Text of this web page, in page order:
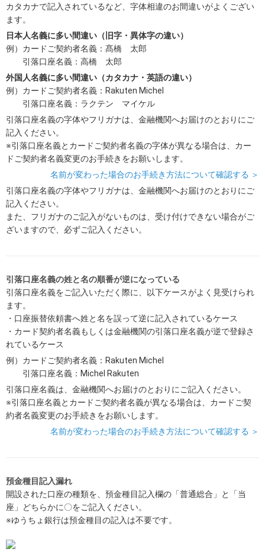
カタカナで記入されているなど、字体相違のお間違いがよくござい
ます。
日本人名義に多い間違い（旧字・異体字の違い）
例）カードご契約者名義：髙橋 太郎
引落口座名義：高橋 太郎
外国人名義に多い間違い（カタカナ・英語の違い）
例）カードご契約者名義：Rakuten Michel
引落口座名義：ラクテン マイケル
引落口座名義の字体やフリガナは、金融機関へお届けのとおりにご
記入ください。
※引落口座名義とカードご契約者名義の字体が異なる場合は、カー
ドご契約者名義変更のお手続きをお願いします。
名前が変わった場合のお手続き方法について確認する ＞
引落口座名義の字体やフリガナは、金融機関へお届けのとおりにご
記入ください。
また、フリガナのご記入がないものは、受け付けできない場合がご
ざいますので、必ずご記入ください。
引落口座名義の姓と名の順番が逆になっている
引落口座名義をご記入いただく際に、以下ケースがよく見受けられ
ます。
・口座振替依頼書へ姓と名を誤って逆に記入されているケース
・カード契約者名義もしくは金融機関の引落口座名義が逆で登録さ
れているケース
例）カードご契約者名義：Rakuten Michel
引落口座名義：Michel Rakuten
引落口座名義は、金融機関へお届けのとおりにご記入ください。
※引落口座名義とカードご契約者名義が異なる場合は、カードご契
約者名義変更のお手続きをお願いします。
名前が変わった場合のお手続き方法について確認する ＞
預金種目記入漏れ
開設された口座の種類を、預金種目記入欄の「普通総合」と「当
座」どちらかに〇をご記入ください。
※ゆうちょ銀行は預金種目の記入は不要です。